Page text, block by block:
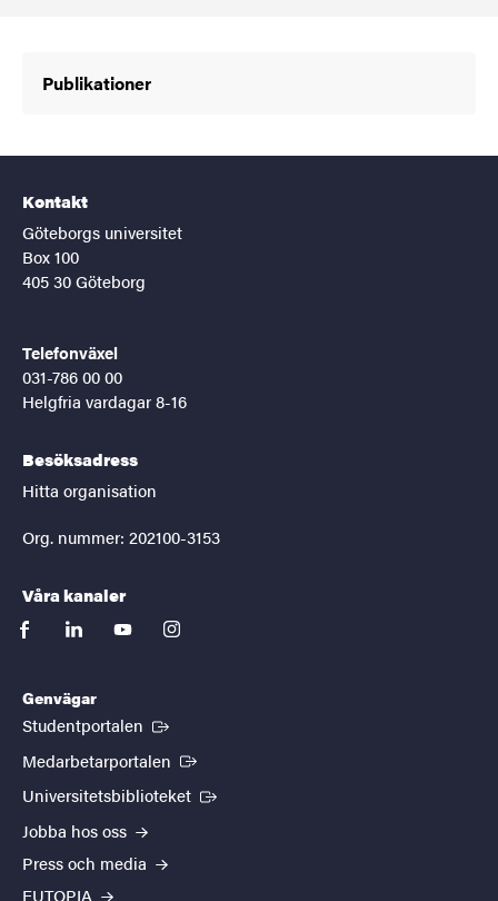
Publikationer
Kontakt
Göteborgs universitet
Box 100
405 30 Göteborg
Telefonväxel
031-786 00 00
Helgfria vardagar 8-16
Besöksadress
Hitta organisation
Org. nummer: 202100-3153
Våra kanaler
facebooklinkedinyoutubeinstagram
Genvägar
Studentportalen (Extern länk)
Medarbetarportalen (Extern länk)
Universitetsbiblioteket (Extern länk)
Jobba hos oss
Press och media
EUTOPIA